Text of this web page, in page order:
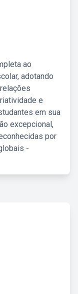
ao
adotando
e
em sua
excepcional,
por
-